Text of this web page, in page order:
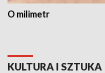
O milimetr
KULTURA I SZTUKA